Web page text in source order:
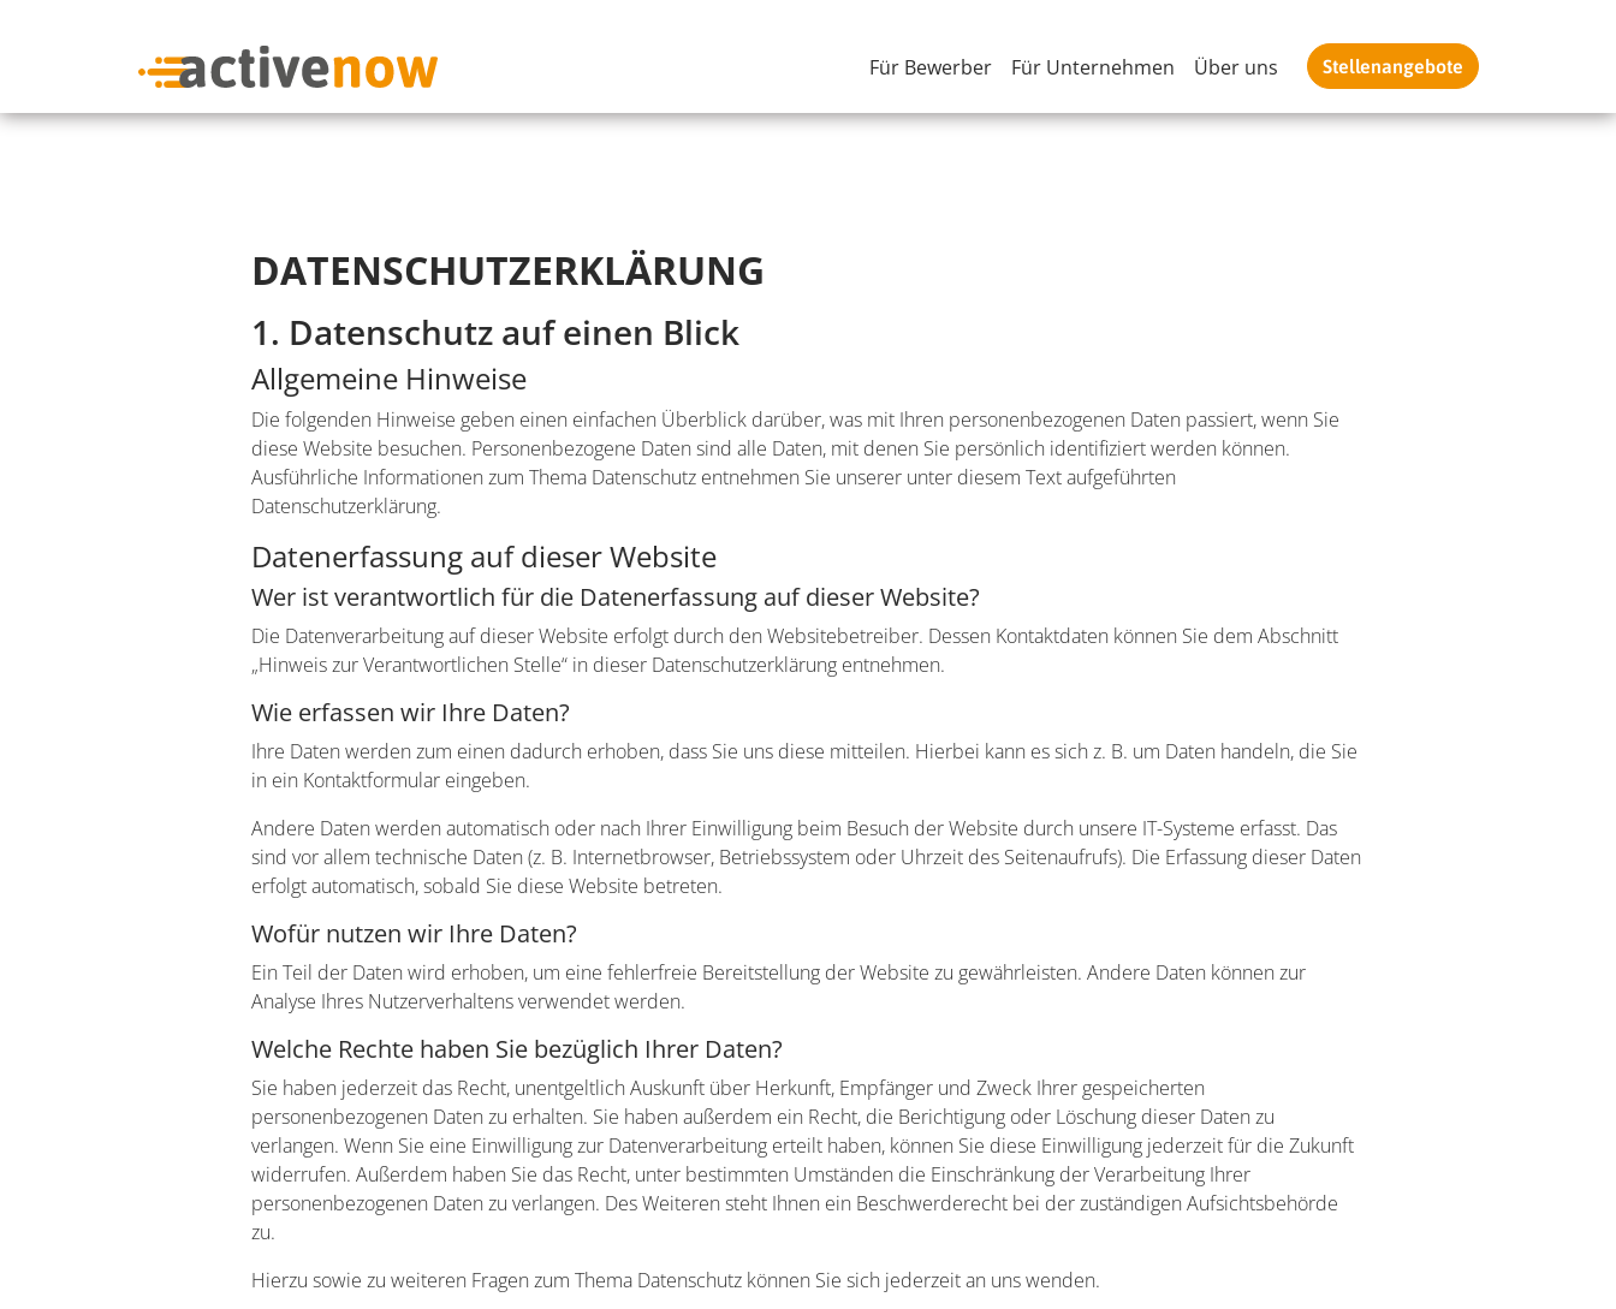
Für Bewerber Für Unternehmen Über uns Stellenangebote
DATENSCHUTZ­ERKLÄRUNG
1. Datenschutz auf einen Blick
Allgemeine Hinweise
Die folgenden Hinweise geben einen einfachen Überblick darüber, was mit Ihren personenbezogenen Daten passiert, wenn Sie
diese Website besuchen. Personenbezogene Daten sind alle Daten, mit denen Sie persönlich identifiziert werden können.
Ausführliche Informationen zum Thema Datenschutz entnehmen Sie unserer unter diesem Text aufgeführten
Datenschutzerklärung.
Datenerfassung auf dieser Website
Wer ist verantwortlich für die Datenerfassung auf dieser Website?
Die Datenverarbeitung auf dieser Website erfolgt durch den Websitebetreiber. Dessen Kontaktdaten können Sie dem Abschnitt
„Hinweis zur Verantwortlichen Stelle“ in dieser Datenschutzerklärung entnehmen.
Wie erfassen wir Ihre Daten?
Ihre Daten werden zum einen dadurch erhoben, dass Sie uns diese mitteilen. Hierbei kann es sich z. B. um Daten handeln, die Sie
in ein Kontaktformular eingeben.
Andere Daten werden automatisch oder nach Ihrer Einwilligung beim Besuch der Website durch unsere IT-Systeme erfasst. Das
sind vor allem technische Daten (z. B. Internetbrowser, Betriebssystem oder Uhrzeit des Seitenaufrufs). Die Erfassung dieser Daten
erfolgt automatisch, sobald Sie diese Website betreten.
Wofür nutzen wir Ihre Daten?
Ein Teil der Daten wird erhoben, um eine fehlerfreie Bereitstellung der Website zu gewährleisten. Andere Daten können zur
Analyse Ihres Nutzerverhaltens verwendet werden.
Welche Rechte haben Sie bezüglich Ihrer Daten?
Sie haben jederzeit das Recht, unentgeltlich Auskunft über Herkunft, Empfänger und Zweck Ihrer gespeicherten
personenbezogenen Daten zu erhalten. Sie haben außerdem ein Recht, die Berichtigung oder Löschung dieser Daten zu
verlangen. Wenn Sie eine Einwilligung zur Datenverarbeitung erteilt haben, können Sie diese Einwilligung jederzeit für die Zukunft
widerrufen. Außerdem haben Sie das Recht, unter bestimmten Umständen die Einschränkung der Verarbeitung Ihrer
personenbezogenen Daten zu verlangen. Des Weiteren steht Ihnen ein Beschwerderecht bei der zuständigen Aufsichtsbehörde
zu.
Hierzu sowie zu weiteren Fragen zum Thema Datenschutz können Sie sich jederzeit an uns wenden.